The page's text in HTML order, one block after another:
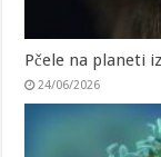
Pčele na planeti
24/06/2026